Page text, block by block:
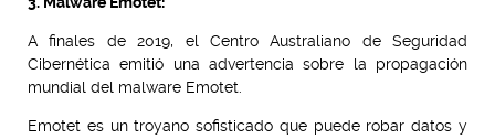
A finales de 2019, el Centro Australiano de Seguridad
Cibernética emitió una advertencia sobre la propagación
mundial del malware Emotet.
Emotet es un troyano sofisticado que puede robar datos y